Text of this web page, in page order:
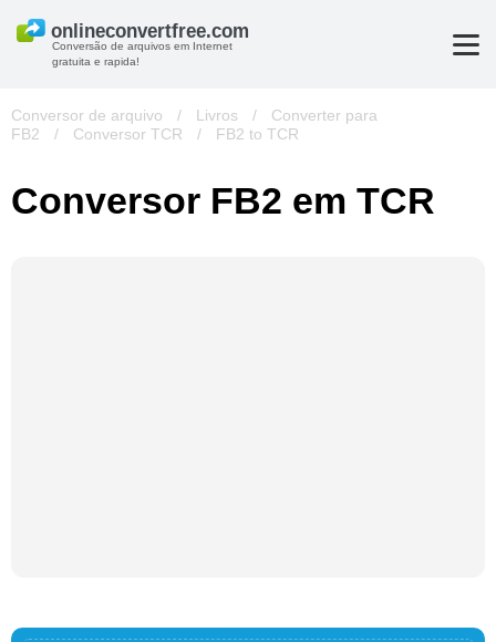
Conversão de arquivos em Internet
gratuita e rapida!
Conversor de arquivo / Livros /
Converter para
FB2
/ Conversor TCR / FB2 to TCR
Conversor FB2 em TCR